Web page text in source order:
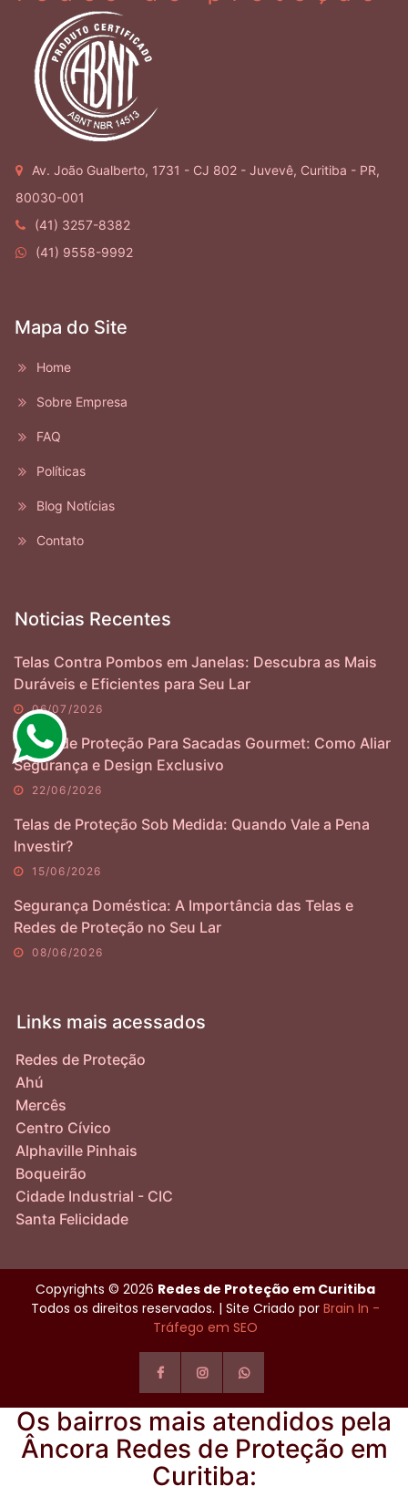
Av. João Gualberto, 1731 - CJ 802 - Juvevê, Curitiba - PR,
80030-001
(41) 3257-8382
(41) 9558-9992
Mapa do Site
Home
Sobre Empresa
FAQ
Políticas
Blog Notícias
Contato
Noticias Recentes
Telas Contra Pombos em Janelas: Descubra as Mais
Duráveis e Eficientes para Seu Lar
06/07/2026
Redes de Proteção Para Sacadas Gourmet: Como Aliar
Segurança e Design Exclusivo
22/06/2026
Telas de Proteção Sob Medida: Quando Vale a Pena
Investir?
15/06/2026
Segurança Doméstica: A Importância das Telas e
Redes de Proteção no Seu Lar
08/06/2026
Links mais acessados
Redes de Proteção
Ahú
Mercês
Centro Cívico
Alphaville Pinhais
Boqueirão
Cidade Industrial - CIC
Santa Felicidade
Copyrights © 2026 Redes de Proteção em Curitiba
Todos os direitos reservados. | Site Criado por Brain In -
Tráfego em SEO
Os bairros mais atendidos pela
Âncora Redes de Proteção em
Curitiba: